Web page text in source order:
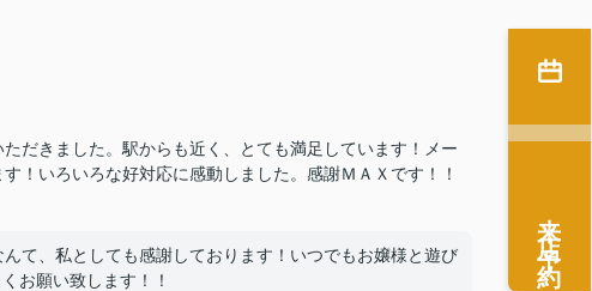
だきました。駅からも近く、とても満足しています！メー
！いろいろな好対応に感動しました。感謝ＭＡＸです！！
て、私としても感謝しております！いつでもお嬢様と遊び
お願い致します！！
来店予約